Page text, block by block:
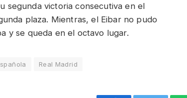
segunda victoria consecutiva en el
plaza. Mientras, el Eibar no pudo
y se queda en el octavo lugar.
Real Madrid